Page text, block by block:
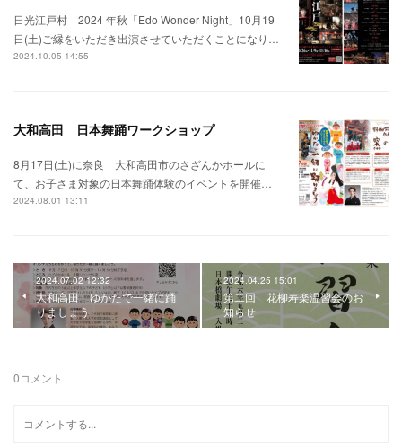
日光江戸村 2024 年秋「Edo Wonder Night」10月19
日(土)ご縁をいただき出演させていただくことになり…
2024.10.05 14:55
大和高田 日本舞踊ワークショップ
8月17日(土)に奈良 大和高田市のさざんかホールに
て、お子さま対象の日本舞踊体験のイベントを開催…
2024.08.01 13:11
2024.07.02 12:32
大和高田 ゆかたで一緒に踊
りましょう
2024.04.25 15:01
第二回 花柳寿楽温習会のお
知らせ
0コメント